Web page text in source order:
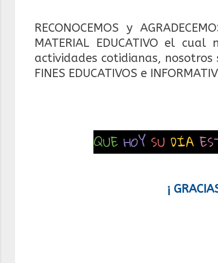
RECONOCEMOS y
MATERIAL EDUCATIVO el
actividades cotidianas,
FINES EDUCATIVOS e
QUE HOY SU DÍA
¡